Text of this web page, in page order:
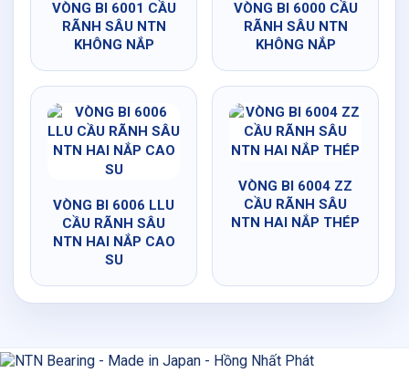
VÒNG BI 6001 CẦU
RÃNH SÂU NTN
KHÔNG NẮP
VÒNG BI 6000 CẦU
RÃNH SÂU NTN
KHÔNG NẮP
VÒNG BI 6006 LLU
CẦU RÃNH SÂU
NTN HAI NẮP CAO
SU
VÒNG BI 6004 ZZ
CẦU RÃNH SÂU
NTN HAI NẮP THÉP